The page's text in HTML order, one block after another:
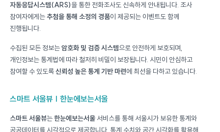
자동응답시스템(ARS)을 통한 전화조사도 신속하게 안내됩니다. 조사
참여자에게는추첨을 통해 소정의 경품이 제공되는 이벤트도 함께
진행됩니다.
수집된 모든 정보는암호화 및 검증 시스템으로 안전하게 보호되며,
개인정보는 통계법에 따라 철저히 비밀이 보장됩니다. 시민이 안심하고
참여할 수 있도록신뢰성 높은 통계 기반 마련 에 최선을 다하고 있습니다.
스마트 서울뷰 | 한눈에보는서울
스마트 서울뷰는한눈에보는서울 서비스를 통해 서울시가 보유한 통계와
공공데이터를 시각적으로 제공합니다. 통계 수치와 공간 시각화를 활용해